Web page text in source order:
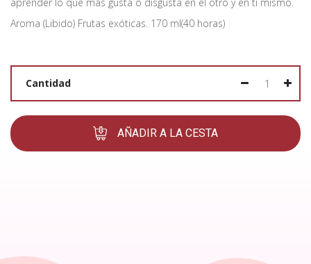
Aroma (Libido) Frutas exóticas. 170 ml(40 horas)
Cantidad
AÑADIR A LA CESTA